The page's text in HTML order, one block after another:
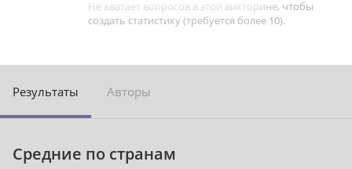
Не хватает вопросов в этой викторине, чтобы
создать статистику (требуется более 10).
Результаты Авторы
Средние по странам